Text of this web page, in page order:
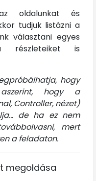
oldalunkat és
tudjuk listázni a
választani egyes
is
hogy
hogy a
Controller, nézet)
de ha ez nem
mert
a feladaton.
megoldása